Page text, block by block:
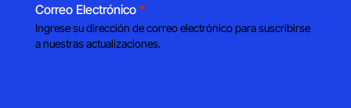
Correo Electrónico *
Ingrese su dirección de correo electrónico para suscribirse
a nuestras actualizaciones.